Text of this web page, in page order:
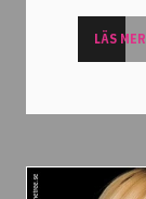
LÄS MER